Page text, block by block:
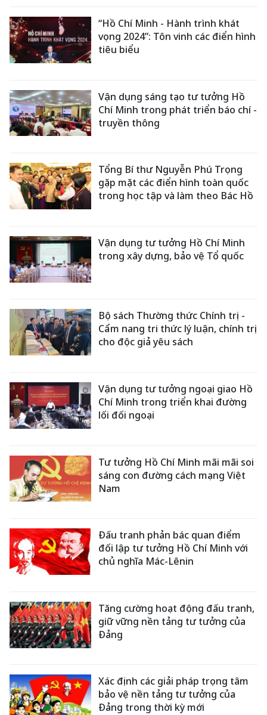
“Hồ Chí Minh - Hành trình khát
vọng 2024”: Tôn vinh các điển hình
tiêu biểu
Vận dụng sáng tạo tư tưởng Hồ
Chí Minh trong phát triển báo chí -
truyền thông
Tổng Bí thư Nguyễn Phú Trọng
gặp mặt các điển hình toàn quốc
trong học tập và làm theo Bác Hồ
Vận dụng tư tưởng Hồ Chí Minh
trong xây dựng, bảo vệ Tổ quốc
Bộ sách Thường thức Chính trị -
Cẩm nang tri thức lý luận, chính trị
cho độc giả yêu sách
Vận dụng tư tưởng ngoại giao Hồ
Chí Minh trong triển khai đường
lối đối ngoại
Tư tưởng Hồ Chí Minh mãi mãi soi
sáng con đường cách mạng Việt
Nam
Đấu tranh phản bác quan điểm
đối lập tư tưởng Hồ Chí Minh với
chủ nghĩa Mác-Lênin
Tăng cường hoạt động đấu tranh,
giữ vững nền tảng tư tưởng của
Đảng
Xác định các giải pháp trọng tâm
bảo vệ nền tảng tư tưởng của
Đảng trong thời kỳ mới